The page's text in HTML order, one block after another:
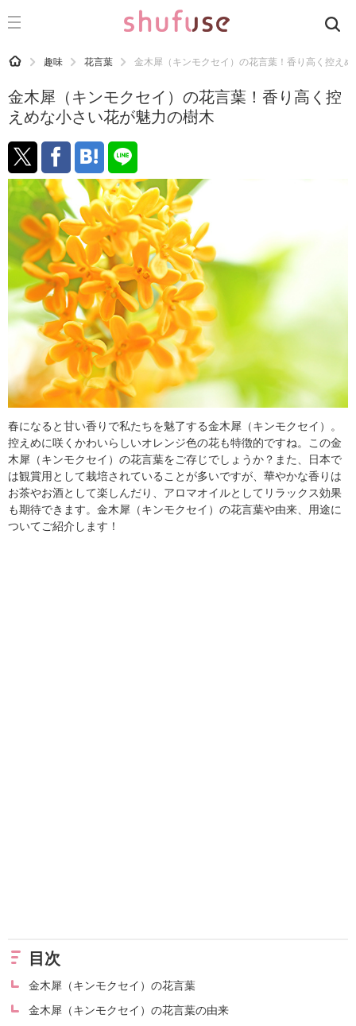
CATEGORY 記事カテゴリ
運気
洗濯
生活の知恵
お金
掃除
マナー
趣味
食材辞典
おすすめ
HOME 趣味 花言葉 金木犀（キンモクセイ）の花言葉！香り高く控え
金木犀（キンモクセイ）の花言葉！香り高く控
えめな小さい花が魅力の樹木
春になると甘い香りで私たちを魅了する金木犀（キンモクセイ）。
控えめに咲くかわいらしいオレンジ色の花も特徴的ですね。この金
木犀（キンモクセイ）の花言葉をご存じでしょうか？また、日本で
は観賞用として栽培されていることが多いですが、華やかな香りは
お茶やお酒として楽しんだり、アロマオイルとしてリラックス効果
も期待できます。金木犀（キンモクセイ）の花言葉や由来、用途に
ついてご紹介します！
目次
金木犀（キンモクセイ）の花言葉
金木犀（キンモクセイ）の花言葉の由来